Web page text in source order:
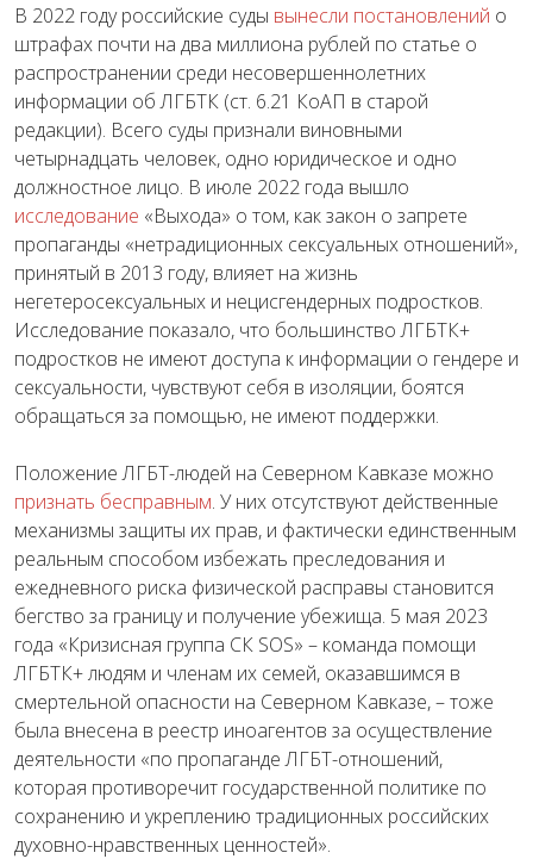
В 2022 году российские суды вынесли постановлений о
штрафах почти на два миллиона рублей по статье о
распространении среди несовершеннолетних
информации об ЛГБТК (ст. 6.21 КоАП в старой
редакции). Всего суды признали виновными
четырнадцать человек, одно юридическое и одно
должностное лицо. В июле 2022 года вышло
исследование «Выхода» о том, как закон о запрете
пропаганды «нетрадиционных сексуальных отношений»,
принятый в 2013 году, влияет на жизнь
негетеросексуальных и нецисгендерных подростков.
Исследование показало, что большинство ЛГБТК+
подростков не имеют доступа к информации о гендере и
сексуальности, чувствуют себя в изоляции, боятся
обращаться за помощью, не имеют поддержки.
Положение ЛГБТ-людей на Северном Кавказе можно
признать бесправным. У них отсутствуют действенные
механизмы защиты их прав, и фактически единственным
реальным способом избежать преследования и
ежедневного риска физической расправы становится
бегство за границу и получение убежища. 5 мая 2023
года «Кризисная группа СК SOS» – команда помощи
ЛГБТК+ людям и членам их семей, оказавшимся в
смертельной опасности на Северном Кавказе, – тоже
была внесена в реестр иноагентов за осуществление
деятельности «по пропаганде ЛГБТ-отношений,
которая противоречит государственной политике по
сохранению и укреплению традиционных российских
духовно-нравственных ценностей».